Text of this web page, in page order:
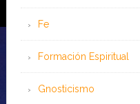
Fe
Formación Espiritual
Gnosticismo